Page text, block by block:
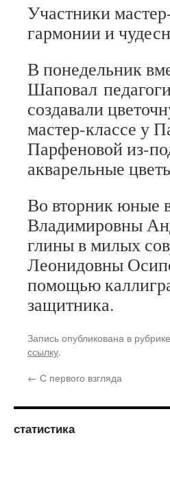
Участники
гармонии и
В понедельник
Шаповал
создавали
мастер-классе у
Парфеновой из-
акварельные
Во вторник юные
Владимировны
глины в милых
Леонидовны
помощью
защитника.
Запись опубликована в рубрике
ссылку.
← С первого взгляда
статистика